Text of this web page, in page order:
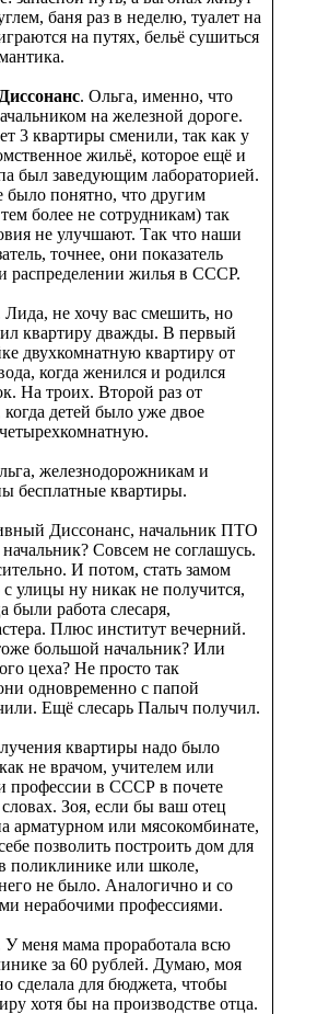
баня раз в неделю, туалет на
на путях, бельё сушиться
. Ольга, именно, что
на железной дороге.
3 квартиры сменили, так как у
жильё, которое ещё и
был заведующим лабораторией.
было понятно, что другим
более не сотрудникам) так
не улучшают. Так что наши
точнее, они показатель
распределении жилья в СССР.
Лида, не хочу вас смешить, но
квартиру дважды. В первый
двухкомнатную квартиру от
когда женился и родился
На троих. Второй раз от
детей было уже двое
железнодорожникам и
бесплатные квартиры.
Диссонанс, начальник ПТО
Совсем не соглашусь.
И потом, стать замом
с улицы ну никак не получится,
были работа слесаря,
Плюс институт вечерний.
большой начальник? Или
цеха? Не просто так
одновременно с папой
Ещё слесарь Палыч получил.
квартиры надо было
не врачом, учителем или
профессии в СССР в почете
Зоя, если бы ваш отец
арматурном или мясокомбинате,
позволить построить дом для
поликлинике или школе,
не было. Аналогично и со
нерабочими профессиями.
У меня мама проработала всю
за 60 рублей. Думаю, моя
сделала для бюджета, чтобы
хотя бы на производстве отца.